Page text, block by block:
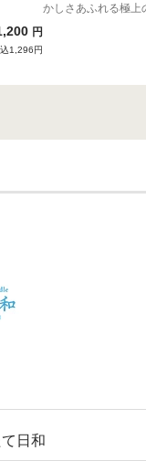
円
1,296円
かしさあふれる極上
日和